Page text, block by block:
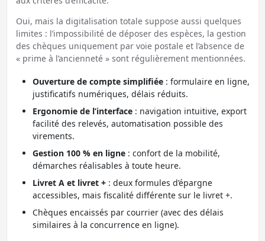
Oui, mais la digitalisation totale suppose aussi quelques
limites : l’impossibilité de déposer des espèces, la gestion
des chèques uniquement par voie postale et l’absence de
« prime à l’ancienneté » sont régulièrement mentionnées.
Ouverture de compte simplifiée: formulaire en ligne,
justificatifs numériques, délais réduits.
Ergonomie de l’interface: navigation intuitive, export
facilité des relevés, automatisation possible des
virements.
Gestion 100 % en ligne: confort de la mobilité,
démarches réalisables à toute heure.
Livret A et livret +: deux formules d’épargne
accessibles, mais fiscalité différente sur le livret +.
Chèques encaissés par courrier (avec des délais
similaires à la concurrence en ligne).